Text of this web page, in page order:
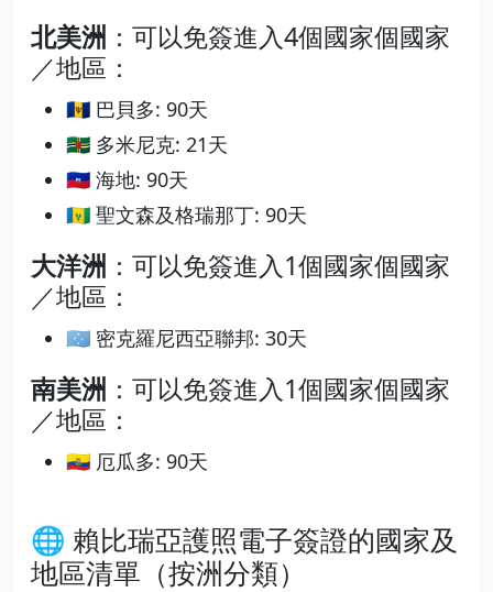
北美洲 ：可以免簽進入4個國家個國家
／地區：
🇧🇧 巴貝多: 90天
🇩🇲 多米尼克: 21天
🇭🇹 海地: 90天
🇻🇨 聖文森及格瑞那丁: 90天
大洋洲 ：可以免簽進入1個國家個國家
／地區：
🇫🇲 密克羅尼西亞聯邦: 30天
南美洲 ：可以免簽進入1個國家個國家
／地區：
🇪🇨 厄瓜多: 90天
🌐 賴比瑞亞護照電子簽證的國家及
地區清單（按洲分類）